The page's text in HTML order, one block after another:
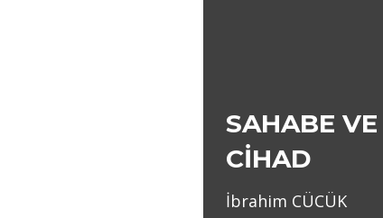
SAHABE VE
CİHAD
İbrahim CÜCÜK